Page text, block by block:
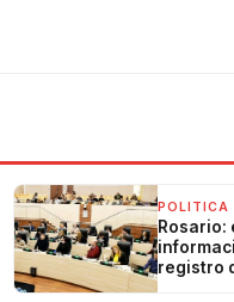
POLITICA
Rosario:
registro